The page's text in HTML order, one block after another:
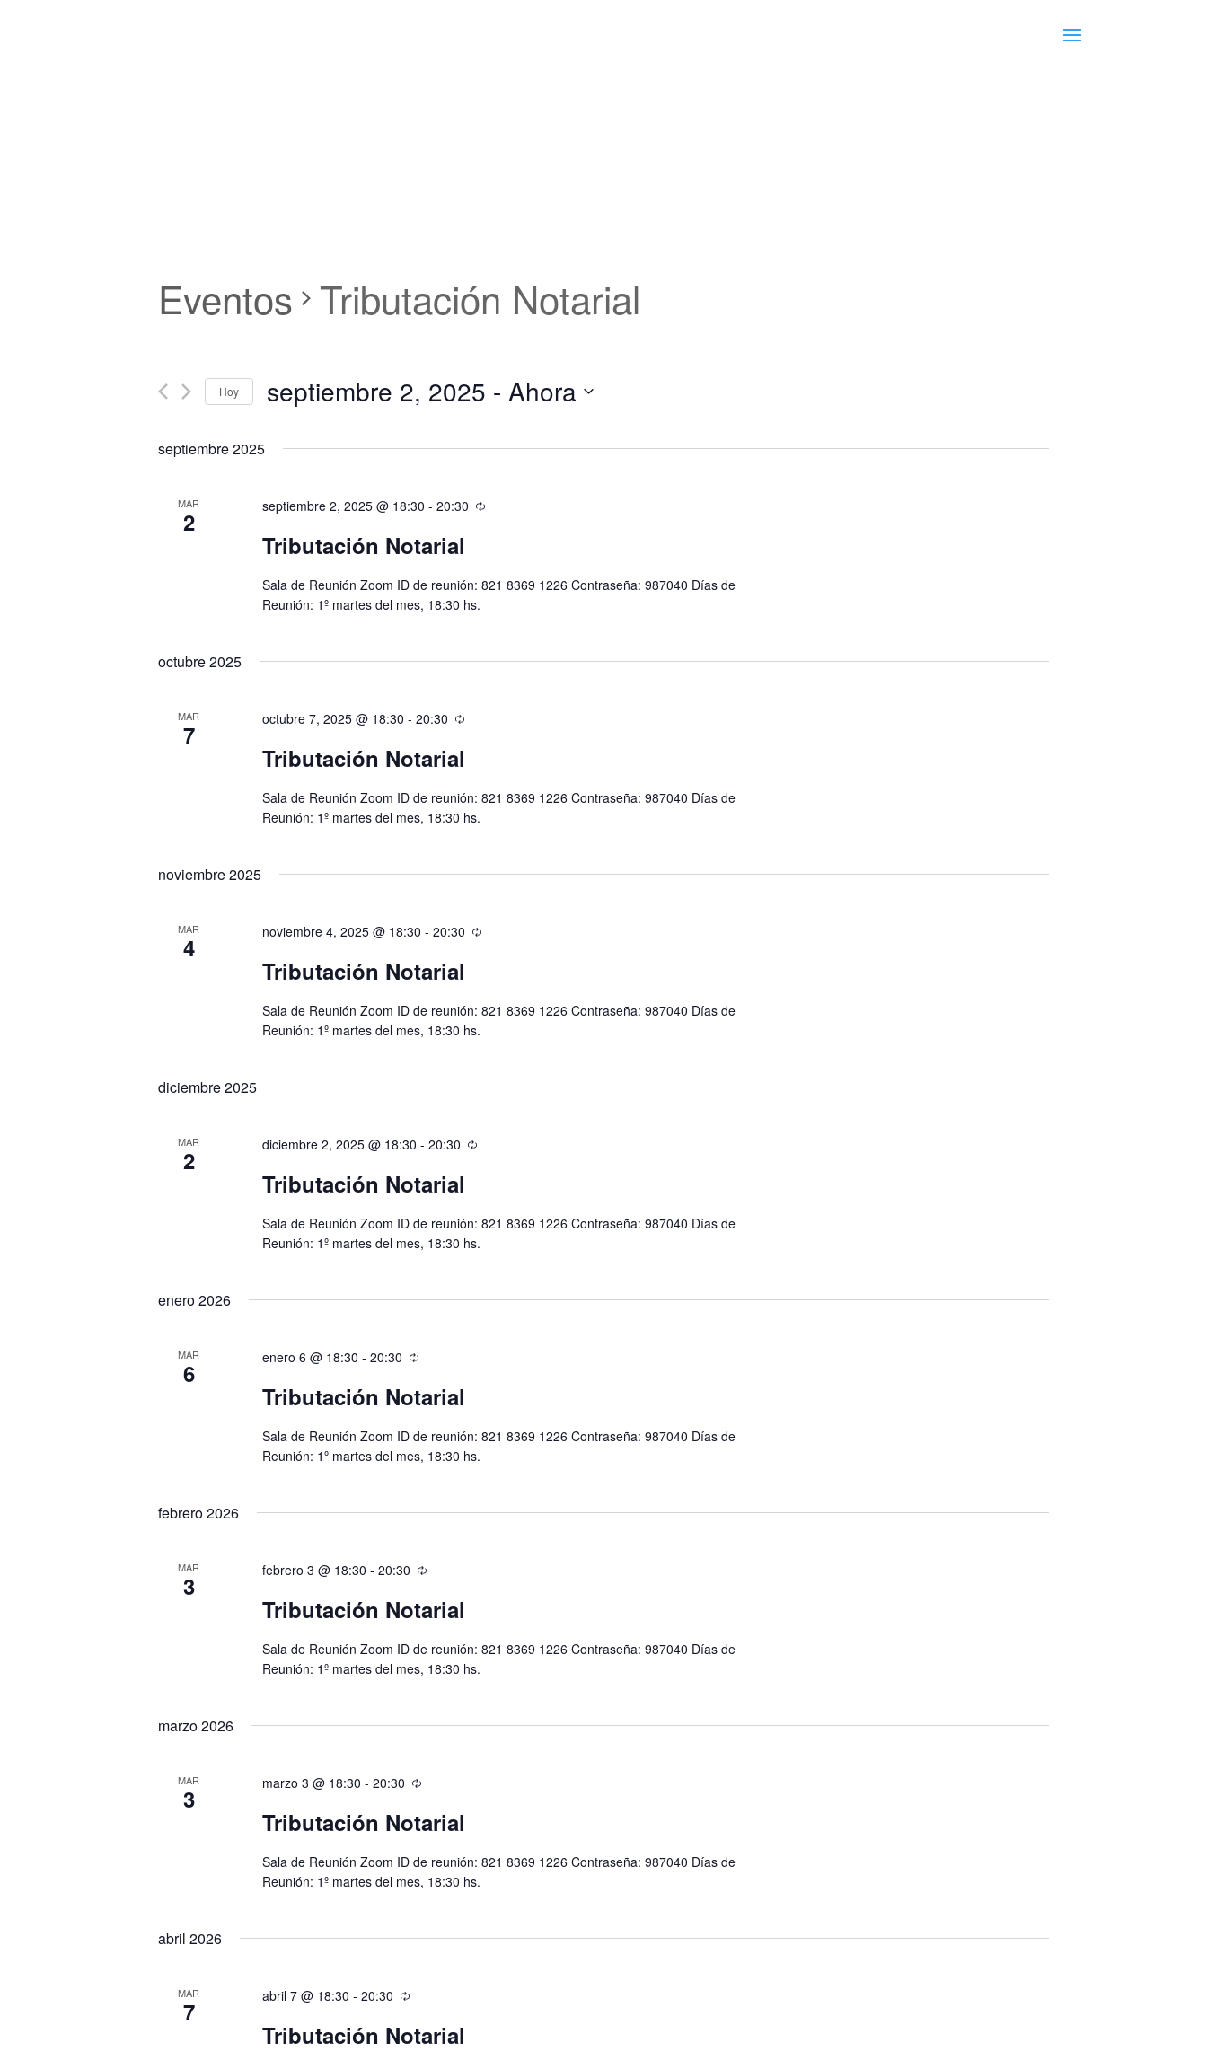
Eventos Tributación Notarial
Hoy septiembre 2, 2025 - Ahora
septiembre 2025
MAR
2
septiembre 2, 2025 @ 18:30 - 20:30
Tributación Notarial
Sala de Reunión Zoom ID de reunión: 821 8369 1226 Contraseña: 987040 Días de
Reunión: 1º martes del mes, 18:30 hs.
octubre 2025
MAR
7
octubre 7, 2025 @ 18:30 - 20:30
Tributación Notarial
Sala de Reunión Zoom ID de reunión: 821 8369 1226 Contraseña: 987040 Días de
Reunión: 1º martes del mes, 18:30 hs.
noviembre 2025
MAR
4
noviembre 4, 2025 @ 18:30 - 20:30
Tributación Notarial
Sala de Reunión Zoom ID de reunión: 821 8369 1226 Contraseña: 987040 Días de
Reunión: 1º martes del mes, 18:30 hs.
diciembre 2025
MAR
2
diciembre 2, 2025 @ 18:30 - 20:30
Tributación Notarial
Sala de Reunión Zoom ID de reunión: 821 8369 1226 Contraseña: 987040 Días de
Reunión: 1º martes del mes, 18:30 hs.
enero 2026
MAR
6
enero 6 @ 18:30 - 20:30
Tributación Notarial
Sala de Reunión Zoom ID de reunión: 821 8369 1226 Contraseña: 987040 Días de
Reunión: 1º martes del mes, 18:30 hs.
febrero 2026
MAR
3
febrero 3 @ 18:30 - 20:30
Tributación Notarial
Sala de Reunión Zoom ID de reunión: 821 8369 1226 Contraseña: 987040 Días de
Reunión: 1º martes del mes, 18:30 hs.
marzo 2026
MAR
3
marzo 3 @ 18:30 - 20:30
Tributación Notarial
Sala de Reunión Zoom ID de reunión: 821 8369 1226 Contraseña: 987040 Días de
Reunión: 1º martes del mes, 18:30 hs.
abril 2026
MAR
7
abril 7 @ 18:30 - 20:30
Tributación Notarial